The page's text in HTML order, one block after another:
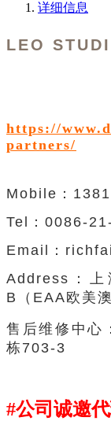
详细信息
LEO
https://
partners/
Mobile：
Tel：0086-
Email：
Address： 上
B（EAA 欧美
售后维修中心
栋703-3
#公司诚邀